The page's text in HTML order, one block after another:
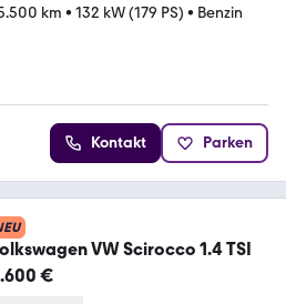
km • 132 kW (179 PS) • Benzin
Kontakt Parken
VW Scirocco 1.4 TSI
€